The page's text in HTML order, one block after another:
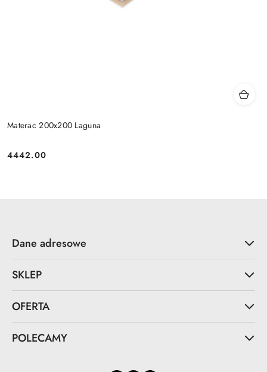
Materac 200x200 Laguna
Cena:
4442.00
Dane adresowe
SKLEP
OFERTA
POLECAMY